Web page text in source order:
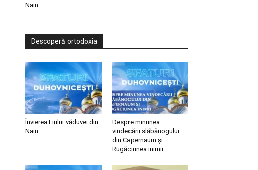
Nain
Descoperă ortodoxia
Învierea Fiului văduvei din
Nain
Despre minunea
vindecării slăbănogului
din Capernaum și
Rugăciunea inimii